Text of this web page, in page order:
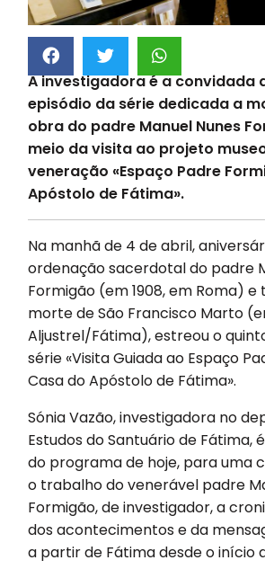
A investigadora é a convidada
episódio da série dedicada a
obra do padre Manuel Nunes
meio da visita ao projeto
veneração «Espaço Padre
Apóstolo de Fátima».
Na manhã de 4 de abril,
ordenação sacerdotal do padre
Formigão (em 1908, em Roma)
morte de São Francisco Marto
Aljustrel/Fátima), estreou o
série «Visita Guiada ao Espaço
Casa do Apóstolo de Fátima».
Sónia Vazão, investigadora no
Estudos do Santuário de Fátima,
do programa de hoje, para uma
o trabalho do venerável padre
Formigão, de investigador, a
dos acontecimentos e da
a partir de Fátima desde o início